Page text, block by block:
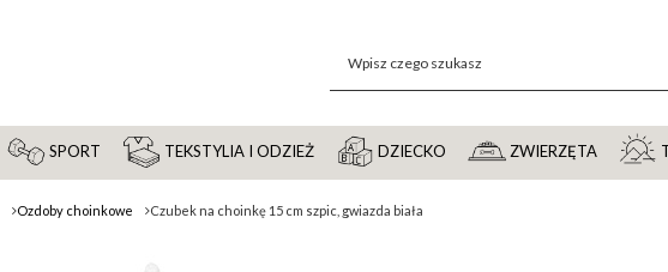
SPORT TEKSTYLIA I ODZIEŻ DZIECKO ZWIERZĘTA
Ozdoby choinkowe Czubek na choinkę 15 cm szpic, gwiazda biała